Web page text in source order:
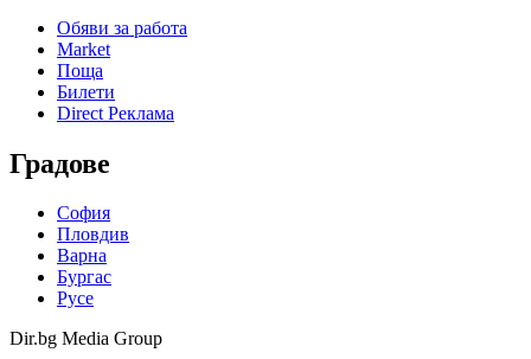
Обяви за работа
Market
Поща
Билети
Direct Реклама
Градове
София
Пловдив
Варна
Бургас
Русе
Dir.bg Media Group